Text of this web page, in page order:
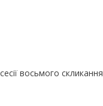
восьмого скликання